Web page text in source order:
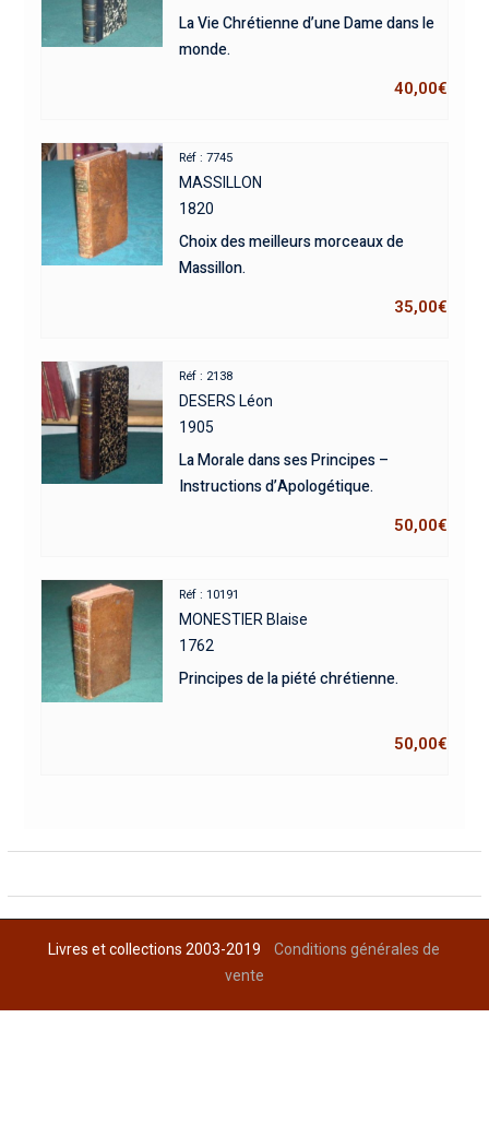
La Vie Chrétienne d’une Dame dans le
monde.
40,00€
Réf : 7745
MASSILLON
1820
Choix des meilleurs morceaux de
Massillon.
35,00€
Réf : 2138
DESERS Léon
1905
La Morale dans ses Principes –
Instructions d’Apologétique.
50,00€
Réf : 10191
MONESTIER Blaise
1762
Principes de la piété chrétienne.
50,00€
Livres et collections 2003-2019Conditions générales de
vente